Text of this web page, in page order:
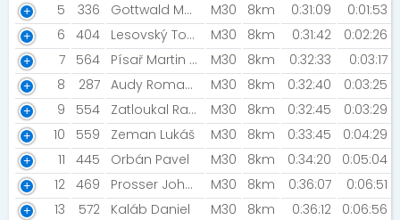
5
336 Gottwald Martin M30 8km 0:31:09
0:01:53
6
404 Lesovský Tomáš [Fénix Sport Blansko] M30 8km 0:31:42
0:02:26
7
564 Písař Martin [Ml-Tunning Cyklotrener.com] M30 8km 0:32:33
0:03:17
8
287 Audy Roman [Vikingteam] M30 8km 0:32:40
0:03:25
9
554 Zatloukal Radim M30 8km 0:32:45
0:03:29
10
559 Zeman Lukáš M30 8km 0:33:45
0:04:29
11
445 Orbán Pavel M30 8km 0:34:20
0:05:04
12 469 Prosser Johnny [TvK] M30 8km 0:36:07
0:06:51
13
572 Kaláb Daniel M30 8km 0:36:12
0:06:56